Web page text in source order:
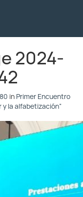
2024-
in Primer Encuentro
y la alfabetización”